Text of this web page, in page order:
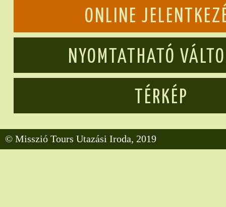
ONLINE
NYOMTATHATÓ
TÉRKÉP
© Misszió Tours Utazási Iroda, 2019